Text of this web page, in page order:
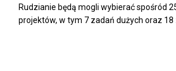
Rudzianie będą mogli wybierać spośród
projektów, w tym 7 zadań dużych oraz 18